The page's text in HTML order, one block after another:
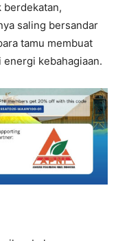
berdekatan,
saling bersandar
tamu membuat
kebahagiaan.